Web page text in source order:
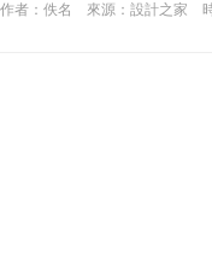
作者：佚名 來源：設計之家